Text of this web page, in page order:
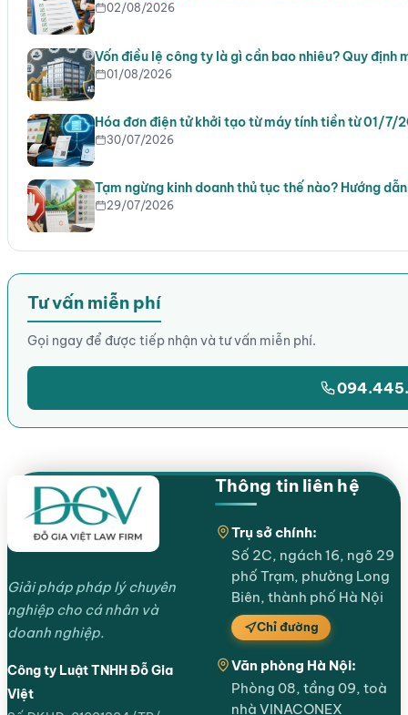
02/08/2026
Vốn điều lệ công ty là gì cần bao nhiêu? Quy định
01/08/2026
Hóa đơn điện tử khởi tạo từ máy tính tiền từ 01/
30/07/2026
Tạm ngừng kinh doanh thủ tục thế nào? Hướng
29/07/2026
Tư vấn miễn phí
Gọi ngay để được tiếp nhận và tư vấn miễn phí.
Giải pháp pháp lý chuyên
nghiệp cho cá nhân và
doanh nghiệp.
Công ty Luật TNHH Đỗ Gia
Việt
Thông tin liên hệ
Trụ sở chính:
Số 2C, ngách 16, ngõ 29
phố Trạm, phường Long
Biên, thành phố Hà Nội
Chỉ đường
Văn phòng Hà Nội:
Phòng 08, tầng 09, toà
nhà VINACONEX